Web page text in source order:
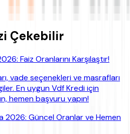
Çekebilir
Faiz Oranlarını Karşılaştır!
vade seçenekleri ve masrafları
En uygun Vdf Kredi için
hemen başvuru yapın!
2026: Güncel Oranlar ve Hemen